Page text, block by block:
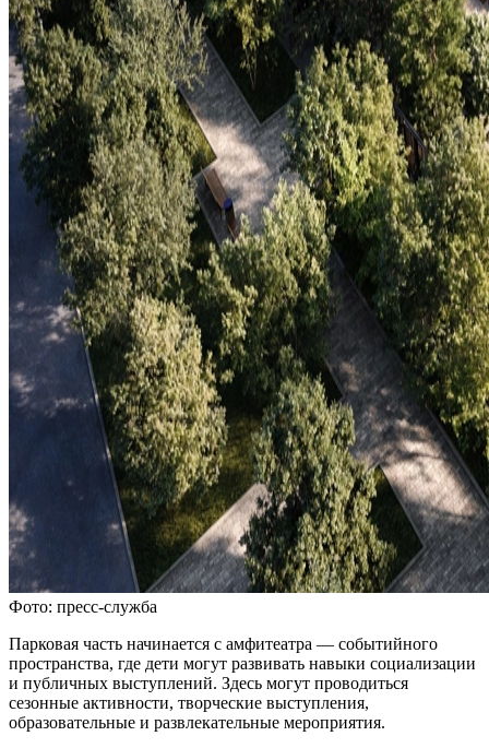
Фото: пресс-служба
Парковая часть начинается с амфитеатра — событийного
пространства, где дети могут развивать навыки социализации
и публичных выступлений. Здесь могут проводиться
сезонные активности, творческие выступления,
образовательные и развлекательные мероприятия.